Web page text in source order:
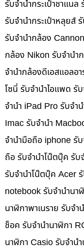
รับจำนำกระเป๋าชาแน
รับจำนำกระเป๋าหลุยส์
รับจำนำกล้อง
กล้อง Nikon รับจำน
จำนำกล้องดีเอสแอลอ
โซนี่ รับจำนำไอแพด รั
จำนำ iPad Pro รับจำ
Imac รับจำนำ
จำนำมือถือ iphone รั
ถือ รับจำนำโน๊ตบุ๊ค รั
รับจำนำโน๊ตบุ๊ค Acer
notebook รับจำนำนา
นาฬิกาพาเนราย รับจ
ช็อค รับจำนำนาฬิกา
นาฬิกา Casio รับจำน